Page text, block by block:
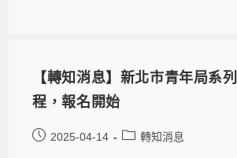
【轉知消息】新北市青年局系
程，報名開始
2025-04-14 轉知消息